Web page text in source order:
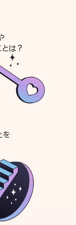
は？